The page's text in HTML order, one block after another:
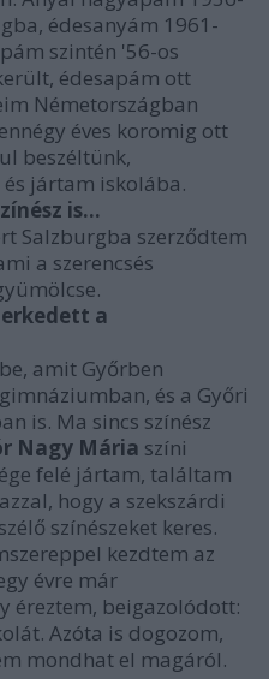
édesanyám 1961-
szintén '56-os
édesapám ott
Németországban
éves koromig ott
beszéltünk,
jártam iskolába.
is...
Salzburgba szerződtem
a szerencsés
a
amit Győrben
és a Győri
is. Ma sincs színész
Nagy Mária színi
felé jártam, találtam
hogy a szekszárdi
színészeket keres.
kezdtem az
évre már
éreztem, beigazolódott:
Azóta is dogozom,
mondhat el magáról.